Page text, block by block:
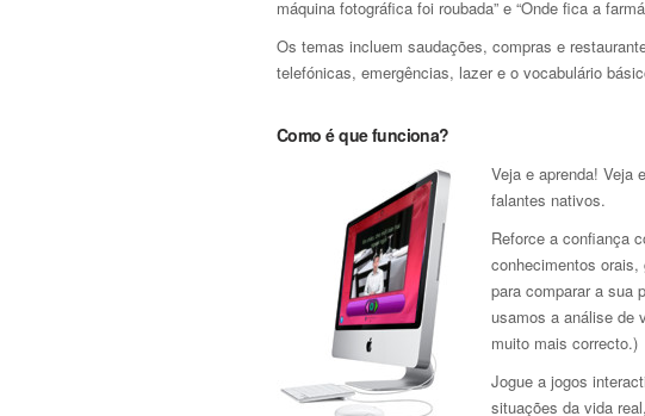
máquina fotográfica foi roubada” e “Onde fica a
Os temas incluem saudações, compras e
telefónicas, emergências, lazer e o vocabulário
Como é que funciona?
Veja e aprenda! Veja
falantes nativos.
Reforce a confiança
conhecimentos
para comparar a sua
usamos a análise de
muito mais correcto.)
Jogue a jogos
situações da vida